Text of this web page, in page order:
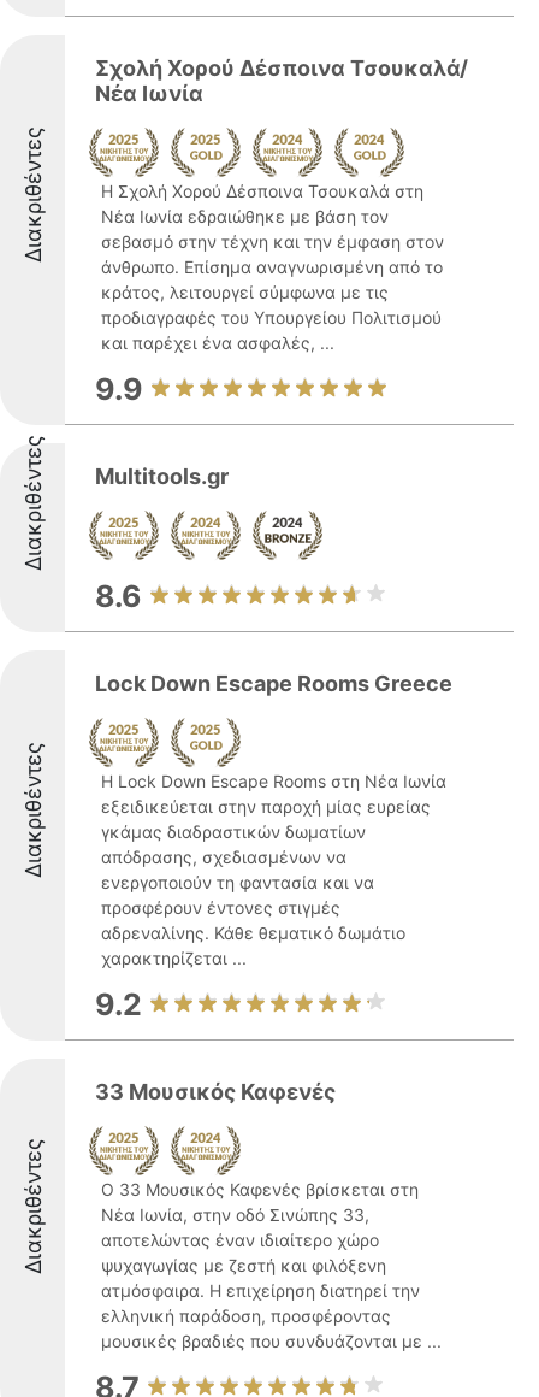
Διακριθέντες
Σχολή Χορού Δέσποινα Τσουκαλά/
Νέα Ιωνία
Η Σχολή Χορού Δέσποινα Τσουκαλά στη
Νέα Ιωνία εδραιώθηκε με βάση τον
σεβασμό στην τέχνη και την έμφαση στον
άνθρωπο. Επίσημα αναγνωρισμένη από το
κράτος, λειτουργεί σύμφωνα με τις
προδιαγραφές του Υπουργείου Πολιτισμού
και παρέχει ένα ασφαλές, ...
9.9
Διακριθέντες Multitools.gr
8.6
Διακριθέντες
Lock Down Escape Rooms Greece
Η Lock Down Escape Rooms στη Νέα Ιωνία
εξειδικεύεται στην παροχή μίας ευρείας
γκάμας διαδραστικών δωματίων
απόδρασης, σχεδιασμένων να
ενεργοποιούν τη φαντασία και να
προσφέρουν έντονες στιγμές
αδρεναλίνης. Κάθε θεματικό δωμάτιο
χαρακτηρίζεται ...
9.2
Διακριθέντες
33 Μουσικός Καφενές
Ο 33 Μουσικός Καφενές βρίσκεται στη
Νέα Ιωνία, στην οδό Σινώπης 33,
αποτελώντας έναν ιδιαίτερο χώρο
ψυχαγωγίας με ζεστή και φιλόξενη
ατμόσφαιρα. Η επιχείρηση διατηρεί την
ελληνική παράδοση, προσφέροντας
μουσικές βραδιές που συνδυάζονται με ...
8.7